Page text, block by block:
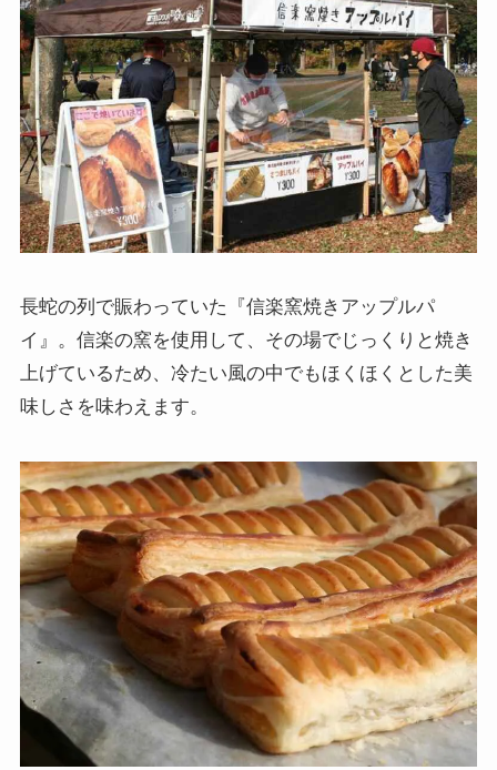
長蛇の列で賑わっていた『信楽窯焼きアップルパ
イ』。信楽の窯を使用して、その場でじっくりと焼き
上げているため、冷たい風の中でもほくほくとした美
味しさを味わえます。